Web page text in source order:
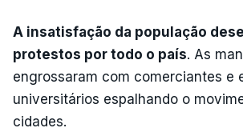
A insatisfação da população
protestos por todo o país. As
engrossaram com comerciantes e
universitários espalhando o
cidades.